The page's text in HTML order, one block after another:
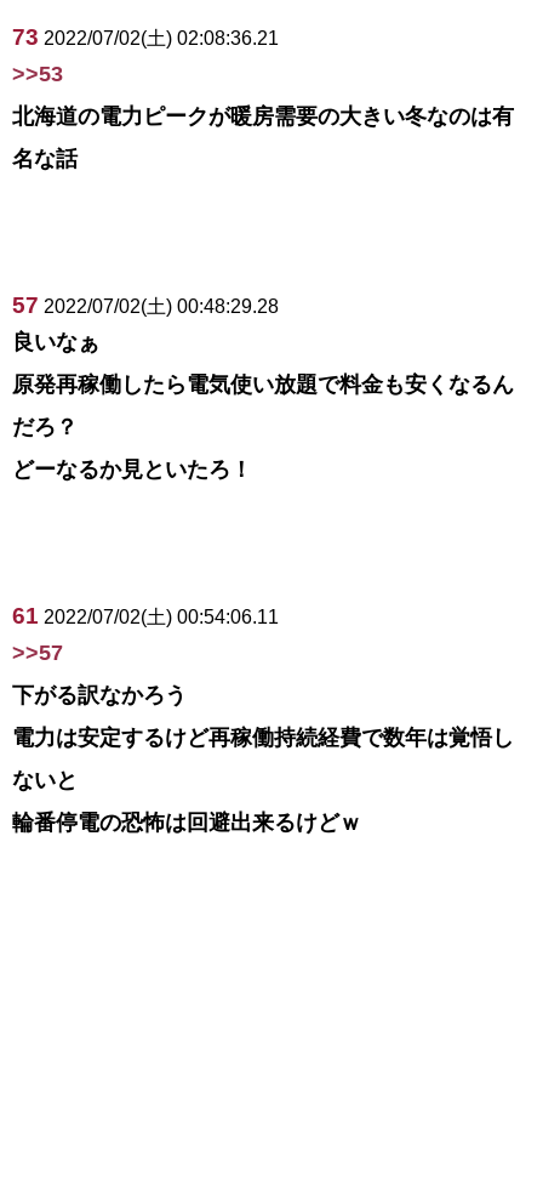
73 2022/07/02(土) 02:08:36.21
>>53
北海道の電力ピークが暖房需要の大きい冬なのは有
名な話
57 2022/07/02(土) 00:48:29.28
良いなぁ
原発再稼働したら電気使い放題で料金も安くなるん
だろ？
どーなるか見といたろ！
61 2022/07/02(土) 00:54:06.11
>>57
下がる訳なかろう
電力は安定するけど再稼働持続経費で数年は覚悟し
ないと
輪番停電の恐怖は回避出来るけどｗ